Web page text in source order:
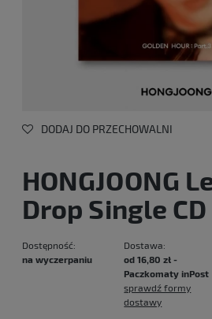
DODAJ DO PRZECHOWALNI
HONGJOONG
Drop Single CD
Dostępność:
na wyczerpaniu
Dostawa:
od 16,80 zł -
Paczkomaty inPost
Cena nie zawiera ewentualnych
sprawdź formy
dostawy